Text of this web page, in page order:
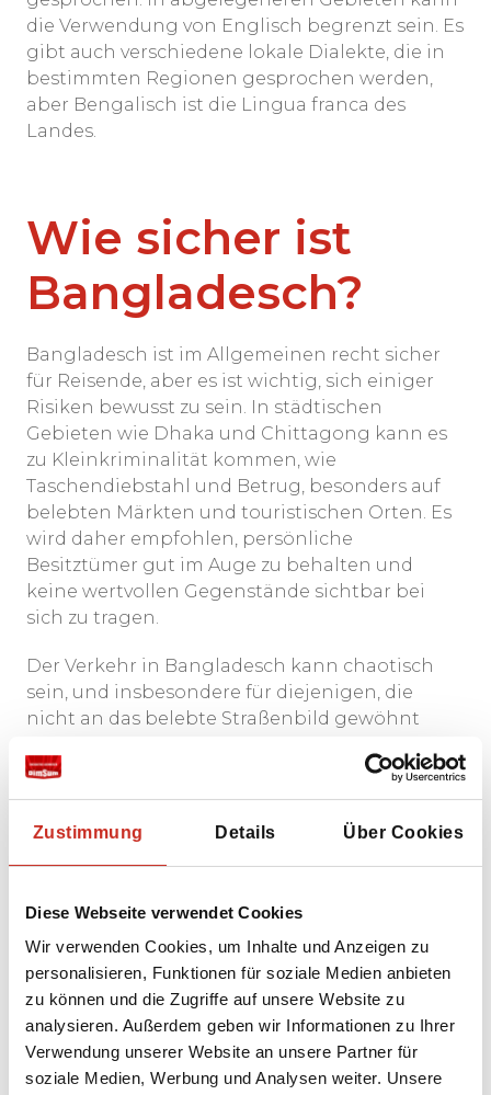
Zustimmung Details Über Cookies
Diese Webseite verwendet Cookies
Wir verwenden Cookies, um Inhalte und Anzeigen zu
personalisieren, Funktionen für soziale Medien anbieten
zu können und die Zugriffe auf unsere Website zu
analysieren. Außerdem geben wir Informationen zu Ihrer
Verwendung unserer Website an unsere Partner für
soziale Medien, Werbung und Analysen weiter. Unsere
die Verwendung von Englisch begrenzt sein. Es
gibt auch verschiedene lokale Dialekte, die in
bestimmten Regionen gesprochen werden,
aber Bengalisch ist die Lingua franca des
Landes.
Wie sicher ist
Bangladesch?
Bangladesch ist im Allgemeinen recht sicher
für Reisende, aber es ist wichtig, sich einiger
Risiken bewusst zu sein. In städtischen
Gebieten wie Dhaka und Chittagong kann es
zu Kleinkriminalität kommen, wie
Taschendiebstahl und Betrug, besonders auf
belebten Märkten und touristischen Orten. Es
wird daher empfohlen, persönliche
Besitztümer gut im Auge zu behalten und
keine wertvollen Gegenstände sichtbar bei
sich zu tragen.
Der Verkehr in Bangladesch kann chaotisch
sein, und insbesondere für diejenigen, die
nicht an das belebte Straßenbild gewöhnt
ein erhebliches Risiko dar. Es ist wichtig,
vorsichtig zu sein, wenn man Straßen
überquert.
Bangladesch liegt in einem
Regenzeit (Juni bis September) können
Überschwemmungen, Erdrutsche und
tropische Stürme auftreten, daher ist es ratsam,
die Wettervorhersage zu verfolgen und auf
plötzliche Veränderungen vorbereitet zu sein.
Obwohl Terroranschläge selten sind, gab es